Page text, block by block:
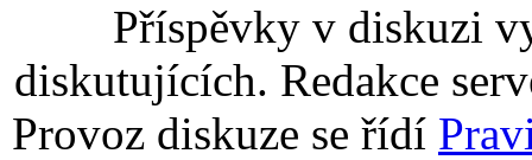
Příspěvky v diskuzi
diskutujících. Redakce
Provoz diskuze se řídí